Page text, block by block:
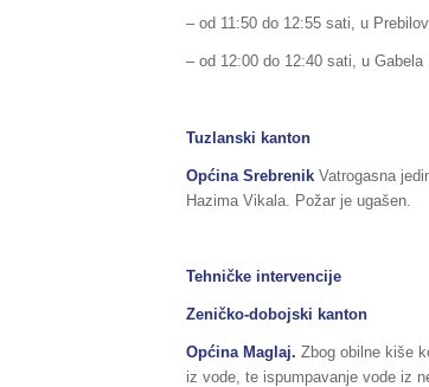
– od 11:50 do 12:55 sati, u
– od 12:00 do 12:40 sati, u
Tuzlanski kanton
Općina Srebrenik Vatrogasna
Hazima Vikala. Požar je ugašen.
Tehničke intervencije
Zeničko-dobojski kanton
Općina Maglaj. Zbog obilne kiše
iz vode, te ispumpavanje vode iz